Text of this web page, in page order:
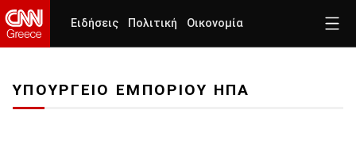
Ειδήσεις Πολιτική Οικονομία
ΥΠΟΥΡΓΕΙΟ ΕΜΠΟΡΙΟΥ ΗΠΑ